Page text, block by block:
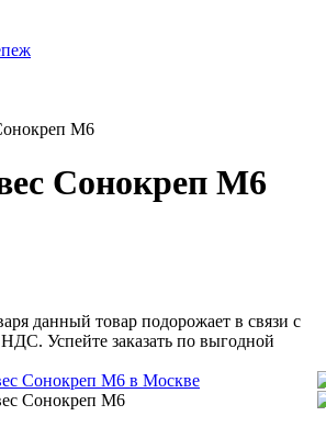
M6
Сонокреп M6
данный товар подорожает в связи с
Успейте заказать по выгодной